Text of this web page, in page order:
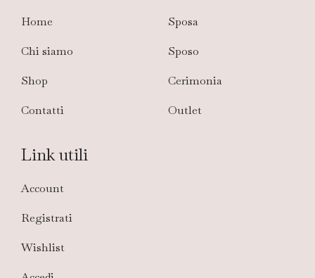
Home
Chi siamo
Shop
Contatti
Sposa
Sposo
Cerimonia
Outlet
Link utili
Account
Registrati
Wishlist